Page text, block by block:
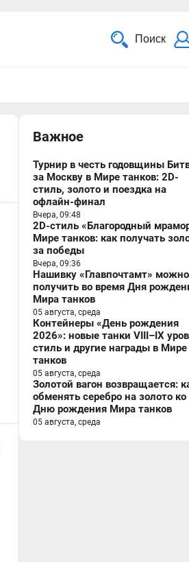
Поиск
Важное
Турнир в честь годовщины
за Москву в Мире танков: 2D-
стиль, золото и поездка на
офлайн-финал
Вчера, 09:48
2D-стиль «Благородный
Мире танков: как получать
за победы
Вчера, 09:36
Нашивку «Главпочтамт» можно
получить во время Дня
Мира танков
05 августа, среда
Контейнеры «День рождения
2026»: новые танки VIII–IX
стиль и другие награды в Мире
танков
05 августа, среда
Золотой вагон возвращается:
обменять серебро на золото ко
Дню рождения Мира танков
05 августа, среда